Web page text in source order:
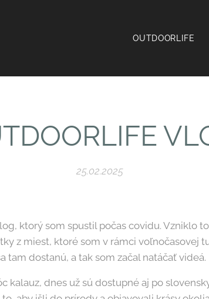
OUTDOORLIFE
25.02.2025
ktorý som spustil počas covidu. Vzniklo
z miest, ktoré som v rámci voľnočasovej
tam dostanú, a tak som začal natáčať videá.
kalauz, dnes už sú dostupné aj po